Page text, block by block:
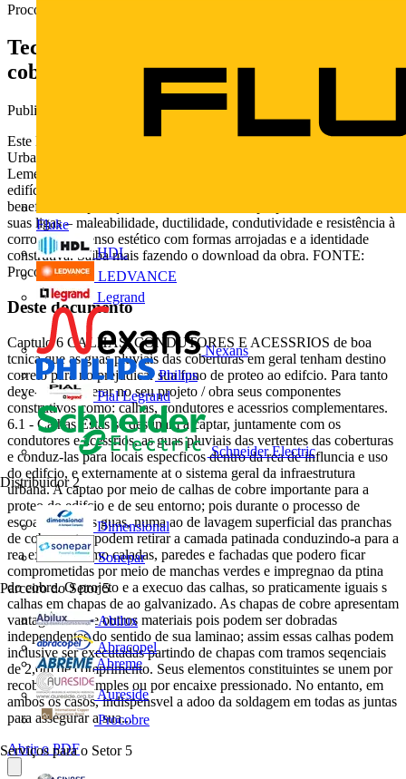
Fluke
HDL
LEDVANCE
Legrand
Nexans
Philips
Pial Legrand
Schneider Electric
Distribuidor 2
Dimensional
Sonepar
Parceiro do Setor 5
Abilux
Abracopel
Abreme
Aureside
Procobre
Serviços para o Setor 5
Procobre
Tecnologia do cobre na arquitetura:
cobertura de edifícios - Capitulo 6
Publicado: 11 de julho de 2019· Categoria: White Papers
Este livro, escrito pelo professor da Faculdade de Arquitetura e
Urbanismo da Universidade de São Paulo (FAUUSP), João Roberto
Leme Simões, trata das tecnologias utilizadas nas coberturas dos
edifícios, especialmente os revestimentos de cobre. Além do custo-
benefício da aplicação, são consideradas as propriedades do metal e
suas ligas – maleabilidade, ductilidade, condutividade e resistência à
corrosão -, o senso estético com formas arrojadas e a identidade
construtiva. Saiba mais fazendo o download da obra. FONTE:
Procobre
Deste documento
Captulo 6 CALHAS, CONDUTORES E ACESSRIOS de boa
tcnica que as guas pluviais das coberturas em geral tenham destino
correto para no prejudicar sua funo de proteo ao edifcio. Para tanto
deve-se considerar no seu projeto / obra seus componentes
construtivos como: calhas, condutores e acessrios complementares.
6.1 - Calhas Estas se destinam a captar, juntamente com os
condutores e acessrios, as guas pluviais das vertentes das coberturas
e conduz-las para locais especficos dentro da rea de influncia e uso
do edifcio, e externamente at o sistema geral da infraestrutura
urbana. A captao por meio de calhas de cobre importante para a
proteo do edifcio e de seu entorno; pois durante o processo de
escoamento das guas, numa ao de lavagem superficial das pranchas
de cobre, estas podem retirar a camada patinada conduzindo-a para a
rea externa, como caladas, paredes e fachadas que podero ficar
comprometidas por meio de manchas verdes e impregnao da ptina
do cobre. O projeto e a execuo das calhas, so praticamente iguais s
calhas em chapas de ao galvanizado. As chapas de cobre apresentam
vantagens sobre outros materiais pois podem ser dobradas
independentes do sentido de sua laminao; assim essas calhas podem
inclusive ser executadas partindo de chapas com tramos seqenciais
de 2,0m de comprimento. Seus elementos constituintes se unem por
recobrimento simples ou por encaixe pressionado. No entanto, em
ambos os casos, indispensvel a adoo da soldagem em todas as juntas
para assegurar a sua...
Abrir o PDF